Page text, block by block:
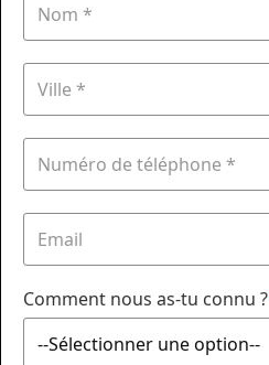
Comment nous as-tu connu ?